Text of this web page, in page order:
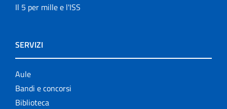
Il 5 per mille e l'ISS
SERVIZI
Aule
Bandi e concorsi
Biblioteca